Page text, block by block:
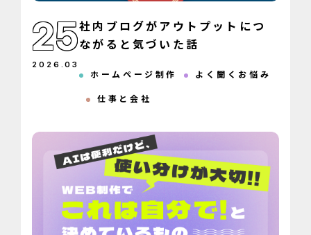
25
2026 .03
社内ブログがアウトプットにつ
ながると気づいた話
ホームページ制作 よく聞くお悩み
仕事と会社